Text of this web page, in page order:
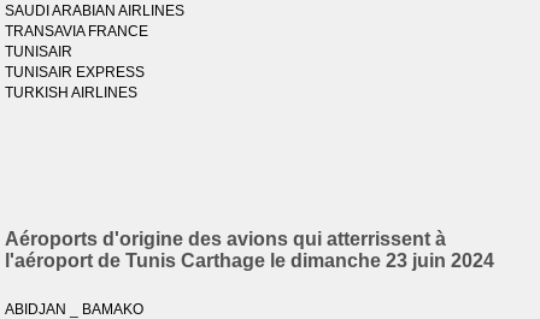
SAUDI ARABIAN AIRLINES
TRANSAVIA FRANCE
TUNISAIR
TUNISAIR EXPRESS
TURKISH AIRLINES
Aéroports d'origine des avions qui atterrissent à
l'aéroport de Tunis Carthage le dimanche 23 juin 2024
ABIDJAN _ BAMAKO